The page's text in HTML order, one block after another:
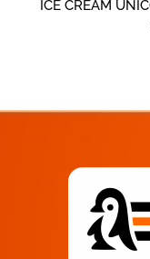
ICE CREAM